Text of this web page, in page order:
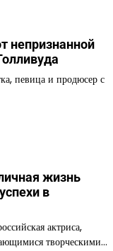
непризнанной
певица и продюсер с
жизнь
в
актриса,
творческими…